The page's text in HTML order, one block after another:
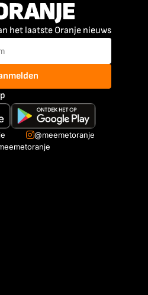
het laatste Oranje nieuws
@meemetoranje